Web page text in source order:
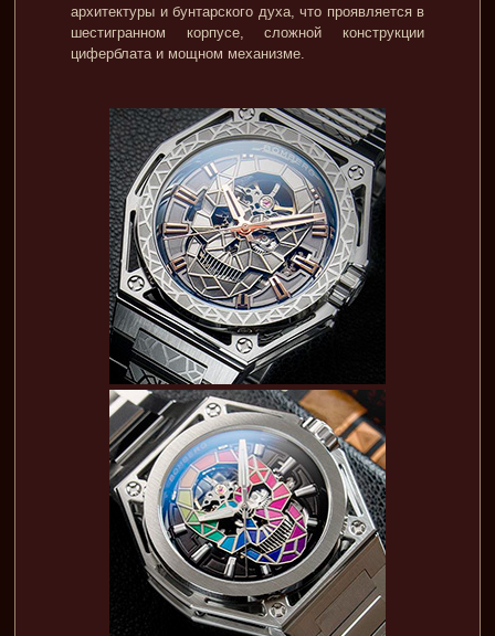
архитектуры и бунтарского духа, что проявляется в
шестигранном корпусе, сложной конструкции
циферблата и мощном механизме.